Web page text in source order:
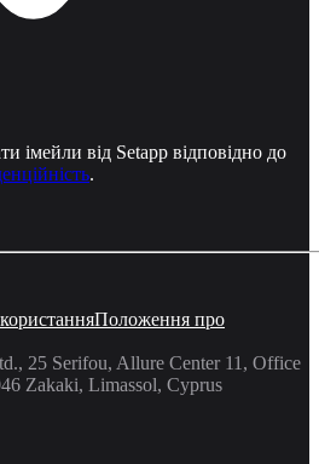
імейли від Setapp відповідно до
.
Положення про
25 Serifou, Allure Center 11, Office
Zakaki, Limassol, Cyprus